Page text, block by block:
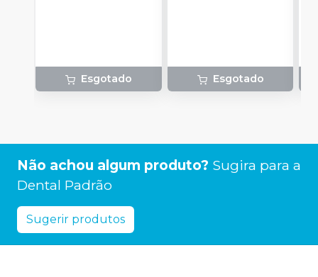
Esgotado Esgotado
Não achou algum produto? Sugira para a
Dental Padrão
Sugerir produtos